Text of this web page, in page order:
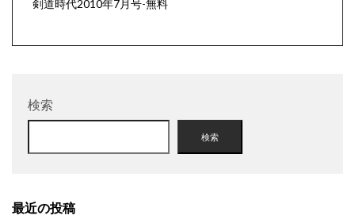
剣道時代2010年7月号-無料
検索
検索
最近の投稿